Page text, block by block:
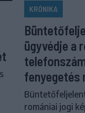
KRÓNIKA
ügyvédje a
fenyegetés
romániai jogi